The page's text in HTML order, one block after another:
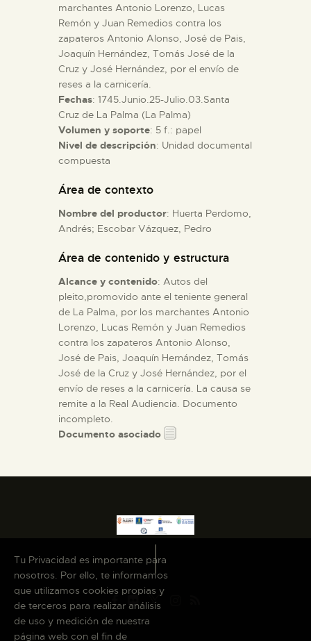
DIDÁCTICA
ESPAÑOL
marchantes Antonio Lorenzo, Lucas
Remón y Juan Remedios contra los
zapateros Antonio Alonso, José de Pais,
Joaquín Hernández, Tomás José de la
Cruz y José Hernández, por el envío de
reses a la carnicería.
Fechas: 1745.Junio.25-Julio.03.Santa
Cruz de La Palma (La Palma)
Volumen y soporte: 5 f.: papel
Nivel de descripción: Unidad documental
compuesta
Área de contexto
Nombre del productor: Huerta Perdomo,
Andrés; Escobar Vázquez, Pedro
Área de contenido y estructura
Alcance y contenido: Autos del
pleito,promovido ante el teniente general
de La Palma, por los marchantes Antonio
Lorenzo, Lucas Remón y Juan Remedios
contra los zapateros Antonio Alonso,
José de Pais, Joaquín Hernández, Tomás
José de la Cruz y José Hernández, por el
envío de reses a la carnicería. La causa se
remite a la Real Audiencia. Documento
incompleto.
Documento asociado
Tu Privacidad es importante para
nosotros. Por ello, te informamos
que utilizamos cookies propias y
de terceros para realizar análisis
de uso y medición de nuestra
página web con el fin de